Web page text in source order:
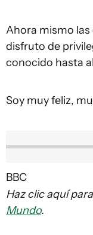
Ahora mismo las
disfruto de
conocido hasta
Soy muy feliz,
BBC
Haz clic aquí para
Mundo.